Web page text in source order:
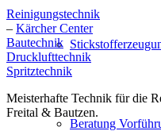
Beratung
Reinigungstechnik
– Kärcher Center
Bautechnik
Drucklufttechnik
Spritztechnik
Meisterhafte Technik für die
Freital & Bautzen.